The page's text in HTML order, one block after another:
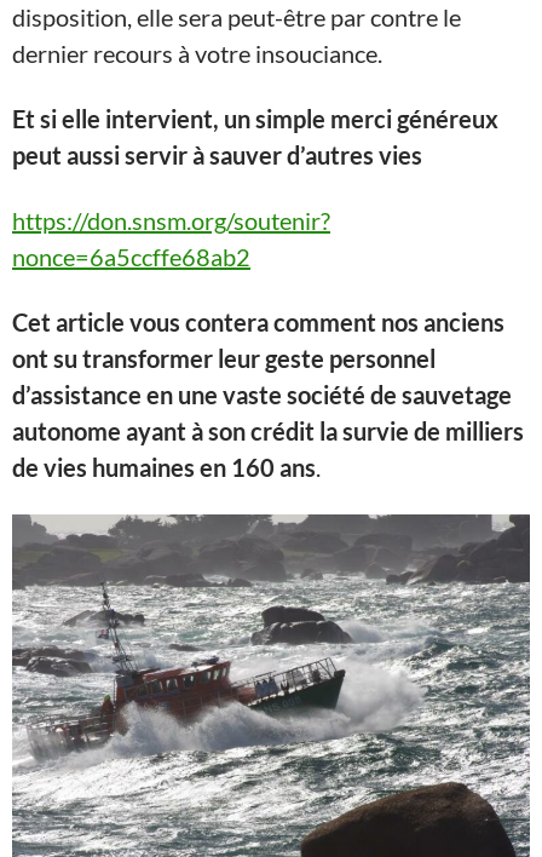
disposition, elle sera peut-être par contre le
dernier recours à votre insouciance.
Et si elle intervient, un simple merci généreux
peut aussi servir à sauver d’autres vies
https://don.snsm.org/soutenir?
nonce=6a5ccffe68ab2
Cet article vous contera comment nos anciens
ont su transformer leur geste personnel
d’assistance en une vaste société de sauvetage
autonome ayant à son crédit la survie de milliers
de vies humaines en 160 ans